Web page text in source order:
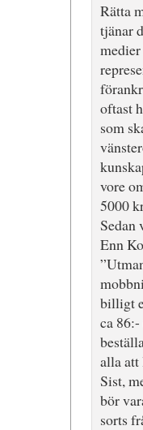
Rätta
tjänar
oftast
som
vore
5000
Sedan
Enn
billigt
ca
alla att
Sist,
bör
sorts